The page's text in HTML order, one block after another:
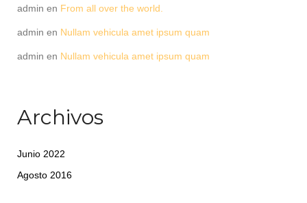
admin en From all over the world.
admin en Nullam vehicula amet ipsum quam
admin en Nullam vehicula amet ipsum quam
Archivos
Junio 2022
Agosto 2016